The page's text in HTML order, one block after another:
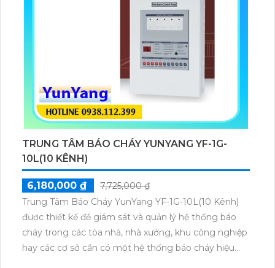
TRUNG TÂM BÁO CHÁY YUNYANG YF-1G-
10L(10 KÊNH)
6,180,000 ₫
7,725,000 ₫
Trung Tâm Báo Cháy YunYang YF-1G-10L(10 Kênh)
được thiết kế để giám sát và quản lý hệ thống báo
cháy trong các tòa nhà, nhà xưởng, khu công nghiệp
hay các cơ sở cần có một hệ thống báo cháy hiệu